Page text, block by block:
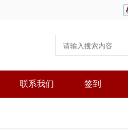
联系我们 签到